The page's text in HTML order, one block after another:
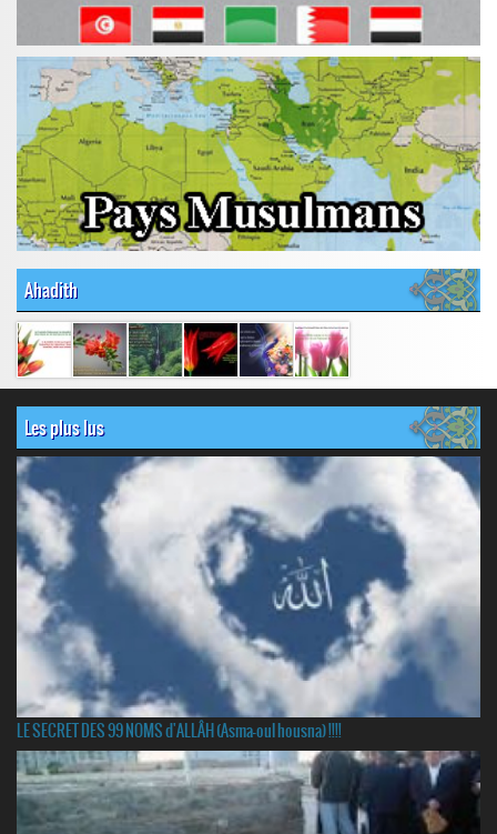
Ahadith
Les plus lus
LE SECRET DES 99 NOMS d'ALLÂH (Asma-oul housna) !!!!